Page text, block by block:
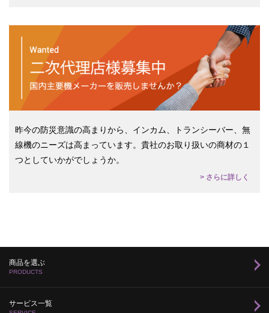
昨今の防災意識の高まりから、インカム、トランシーバー、無
線機のニーズは高まっています。貴社のお取り扱いの商材の１
つとしていかがでしょうか。
> さらに詳しく
商品を選ぶ
PRODUCTS
サービス一覧